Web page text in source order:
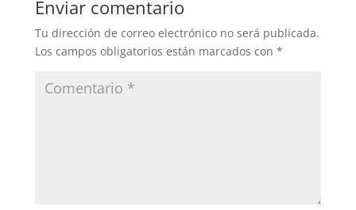
Enviar comentario
Tu dirección de correo electrónico no será publicada.
Los campos obligatorios están marcados con *